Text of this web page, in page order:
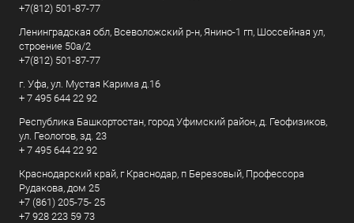
+7(812) 501-87-77
Ленинградская обл, Всеволожский р-н, Янино-1 гп, Шоссейная ул,
строение 50а/2
+7(812) 501-87-77
г. Уфа, ул. Мустая Карима д.16
+ 7 495 644 22 92
Республика Башкортостан, город Уфимский район, д. Геофизиков,
ул. Геологов, зд. 23
+ 7 495 644 22 92
Краснодарский край, г Краснодар, п Березовый, Профессора
Рудакова, дом 25
+7 (861) 205-75- 25
+7 928 223 59 73